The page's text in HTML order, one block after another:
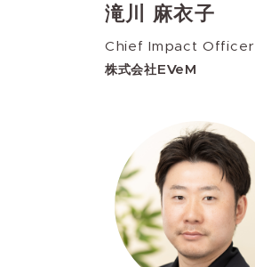
滝川 麻衣子
Chief Impact Officer
株式会社EVeM